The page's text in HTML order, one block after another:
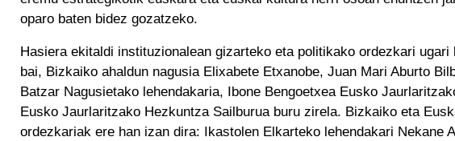
oparo baten bidez gozatzeko.
Hasiera ekitaldi instituzionalean gizarteko eta politikako ordezkari
bai, Bizkaiko ahaldun nagusia Elixabete Etxanobe, Juan Mari Aburto
Batzar Nagusietako lehendakaria, Ibone Bengoetxea Eusko
Eusko Jaurlaritzako Hezkuntza Sailburua buru zirela. Bizkaiko eta
ordezkariak ere han izan dira: Ikastolen Elkarteko lehendakari Nekane